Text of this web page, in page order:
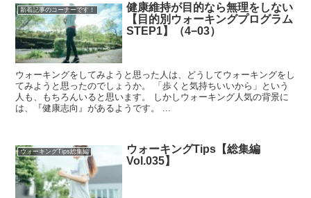
新着記事のコーナーです！
健康維持が目的なら無理をしない
【目的別ウォーキングプログラム
STEP1】（4−03）
ウォーキングをしてみようと思った人は、どうしてウォーキングをし
てみようと思ったのでしょうか。 「歩くと気持ちいいから」という
人も、もちろんいると思います。 しかしウォーキング人気の背景に
は、『健康志向』があるようです。 ...
ウォーキングTips総集編
ウォーキングTips【総集編
Vol.035】